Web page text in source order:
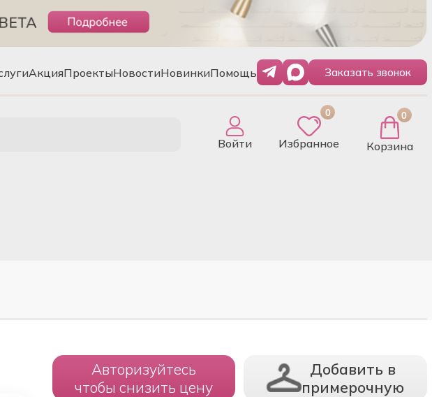
АкцияПроектыНовостиНовинкиПомощь Заказать звонок
Войти
0
Избранное
0
Корзина
Авторизуйтесь
чтобы снизить цену
Добавить в
примерочную